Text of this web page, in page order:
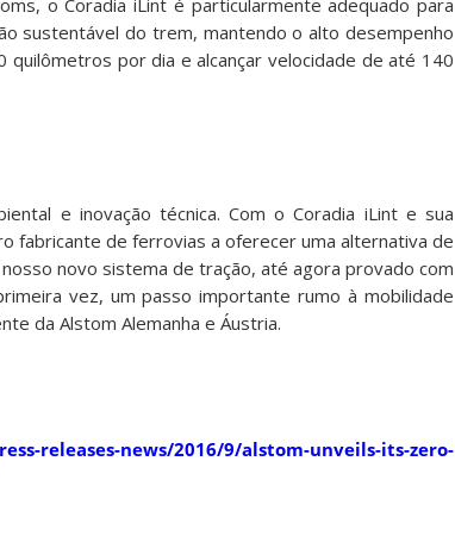
o Coradia iLint é particularmente adequado para
sustentável do trem, mantendo o alto desempenho
por dia e alcançar velocidade de até 140
e inovação técnica. Com o Coradia iLint e sua
fabricante de ferrovias a oferecer uma alternativa de
novo sistema de tração, até agora provado com
vez, um passo importante rumo à mobilidade
da Alstom Alemanha e Áustria.
releases-news/2016/9/alstom-unveils-its-zero-